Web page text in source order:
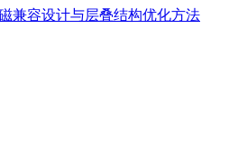
兼容设计与层叠结构优化方法